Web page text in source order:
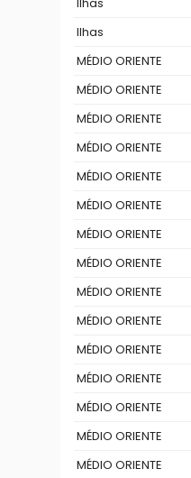
Ilhas
MÉDIO ORIENTE
MÉDIO ORIENTE
MÉDIO ORIENTE
MÉDIO ORIENTE
MÉDIO ORIENTE
MÉDIO ORIENTE
MÉDIO ORIENTE
MÉDIO ORIENTE
MÉDIO ORIENTE
MÉDIO ORIENTE
MÉDIO ORIENTE
MÉDIO ORIENTE
MÉDIO ORIENTE
MÉDIO ORIENTE
MÉDIO ORIENTE